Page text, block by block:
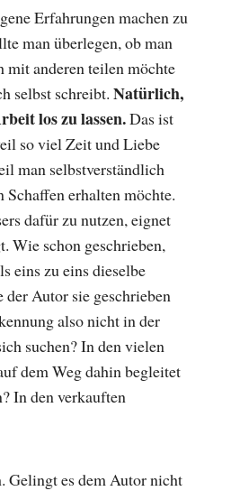
Erfahrungen machen zu
man überlegen, ob man
anderen teilen möchte
selbst schreibt. Natürlich,
los zu lassen.Das ist
so viel Zeit und Liebe
man selbstverständlich
erhalten möchte.
dafür zu nutzen, eignet
Wie schon geschrieben,
eins zu eins dieselbe
der Autor sie geschrieben
also nicht in der
suchen? In den vielen
dem Weg dahin begleitet
In den verkauften
Gelingt es dem Autor nicht